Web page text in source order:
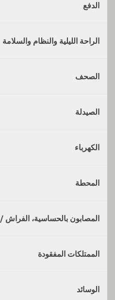
الدفع
الراحة الليلية والنظام والسلامة
الصحف
الصيدلة
الكهرباء
المحطة
المصابون بالحساسية، الفراش /Information
الممتلكات المفقودة
الوسائد